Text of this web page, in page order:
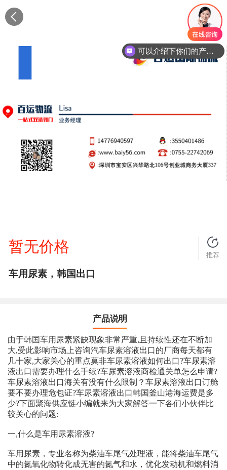
暂无价格
推荐
车用尿素，韩国出口
产品说明
由于韩国车用尿素紧缺现象非常严重,且持续性还在不断加
大,受此影响市场上咨询汽车尿素溶液出口的厂商每天都有
几十家,大家关心的重点莫非车尿素溶液如何出口?车尿素溶
液出口需要办理什么手续?车尿素溶液商检通关单怎么申请?
车尿素溶液出口海关有没有什么限制？车尿素溶液出口订舱
要不要办理危包证?车尿素溶液出口韩国釜山港海运费是多
少?下面聚海供应链小编就来为大家解答一下各们小伙伴比
较关心的问题:
一,什么是车用尿素溶液?
车用尿素，专业名称为柴油车尾气处理液，能将柴油车尾气
中的氮氧化物转化成无害的氮气和水，优化发动机和燃料消
可以介绍下你们的产品么？
你们是怎么收费的呢？